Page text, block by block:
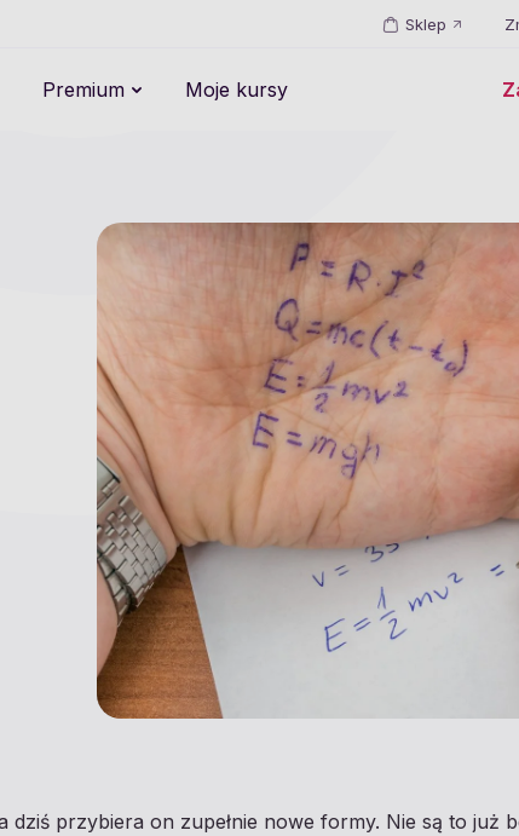
Sklep
Premium Moje kursy
dziś przybiera on zupełnie nowe formy. Nie są to już